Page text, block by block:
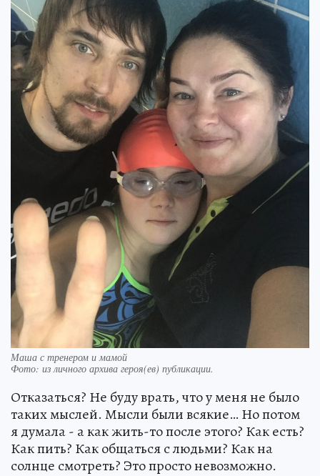
Маша с тренером и мамой
Фото: из личного архива героя(ев) публикации.
Отказаться? Не буду врать, что у меня не было
таких мыслей. Мысли были всякие… Но потом
я думала - а как жить-то после этого? Как есть?
Как пить? Как общаться с людьми? Как на
солнце смотреть? Это просто невозможно.